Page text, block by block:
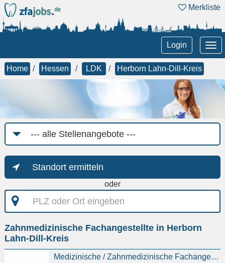
Merkliste
Login
Home Hessen LDK Herborn Lahn-Dill-Kreis
Job-
Kategorie
Standort ermitteln
oder
PLZ
oder
eingeben
Zahnmedizinische Fachangestellte in Herborn
Lahn-Dill-Kreis
Medizinische / Zahnmedizinische Fachangestellte (MFA, ZFA) als Praxisassistenz (m/w/d)